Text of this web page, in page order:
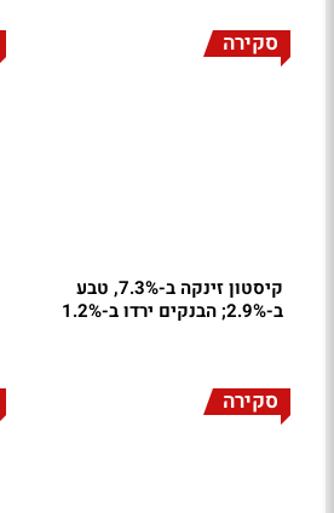
סקירה
קיסטון זינקה ב-7.3%, טבע
ב-2.9%; הבנקים ירדו ב-1.2%
סקירה